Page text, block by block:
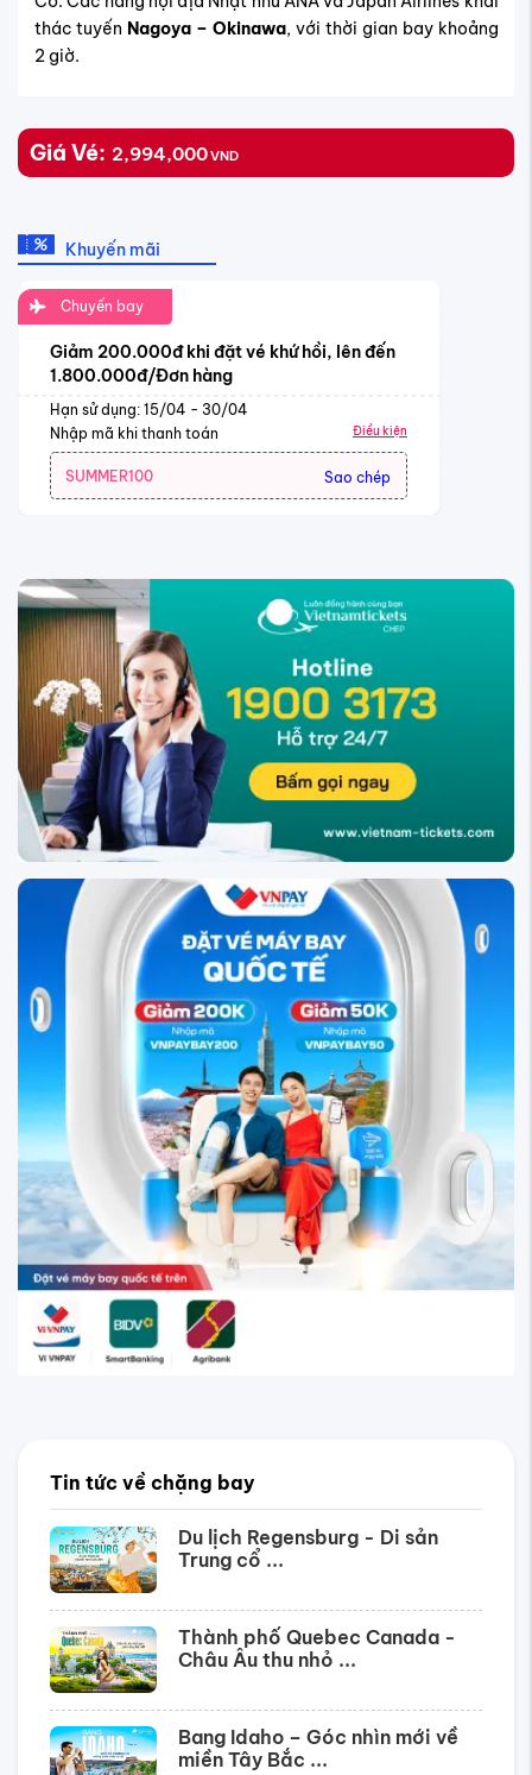
thác tuyến Nagoya – Okinawa, với thời gian bay khoảng
2 giờ.
Giá Vé: 2,994,000VND
Khuyến mãi
Chuyến bay
Giảm 200.000đ khi đặt vé khứ hồi, lên đến
1.800.000đ/Đơn hàng
Hạn sử dụng: 15/04 - 30/04
Nhập mã khi thanh toán
Điều kiện
SUMMER100 Sao chép
Tin tức về chặng bay
Du lịch Regensburg - Di sản
Trung cổ ...
Thành phố Quebec Canada -
Châu Âu thu nhỏ ...
Bang Idaho – Góc nhìn mới về
miền Tây Bắc ...